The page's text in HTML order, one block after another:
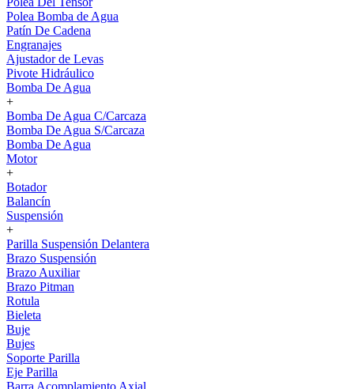
Polea Bomba de Agua
Patín De Cadena
Engranajes
Ajustador de Levas
Pivote Hidráulico
Bomba De Agua
+
Bomba De Agua C/Carcaza
Bomba De Agua S/Carcaza
Bomba De Agua
Motor
+
Botador
Balancín
Suspensión
+
Parilla Suspensión Delantera
Brazo Suspensión
Brazo Auxiliar
Brazo Pitman
Rotula
Bieleta
Buje
Bujes
Soporte Parilla
Eje Parilla
Barra Acomplamiento Axial